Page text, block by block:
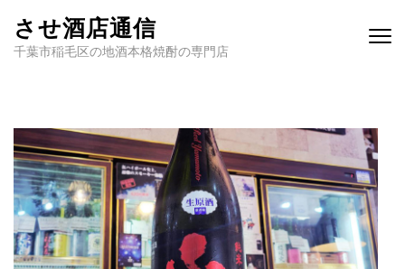
させ酒店通信
千葉市稲毛区の地酒本格焼酎の専門店